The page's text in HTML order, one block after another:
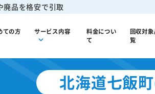
廃品を格安で引取
ての方 サービス内容
料金につい
て
回収対
覧
北海道七飯